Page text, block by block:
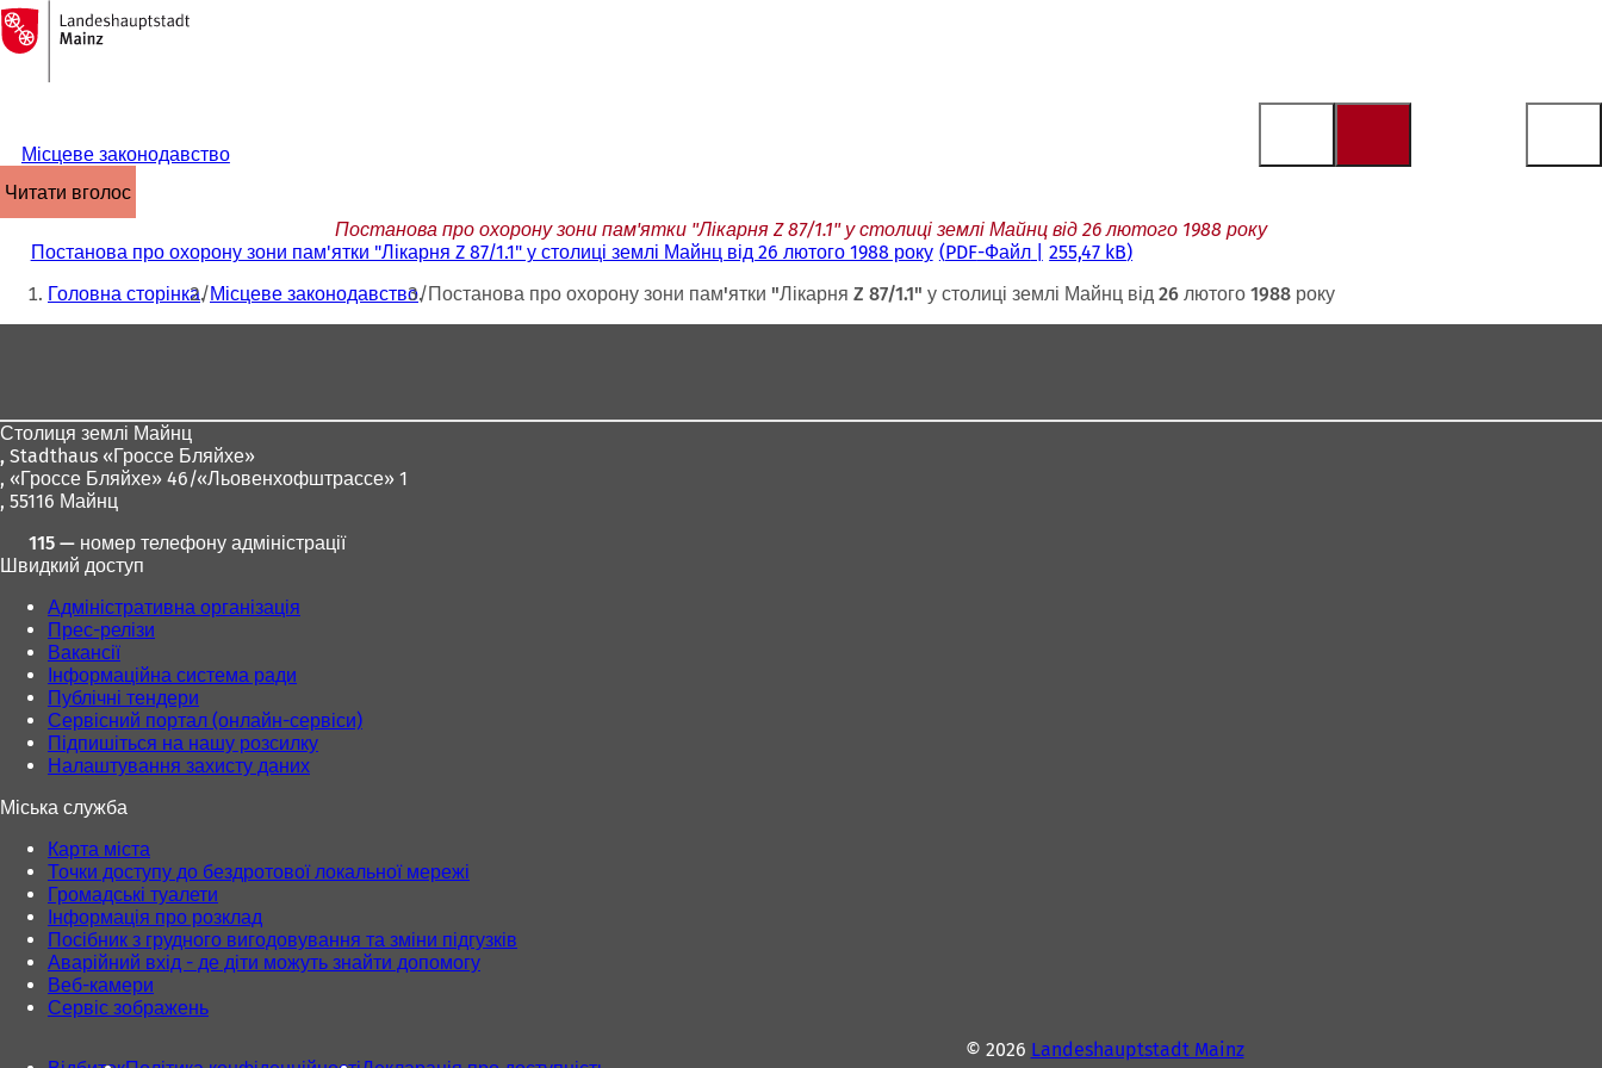
Перейти до змісту
На
головну
сторінку
Місцеве законодавство
читати вголос
Постанова про охорону зони пам'ятки "Лікарня Z 87/1.1" у столиці землі Майнц від 26 лютого 1988 року
Постанова про охорону зони пам'ятки "Лікарня Z 87/1.1" у столиці землі Майнц від 26 лютого 1988 року PDF-Файл 255,47 kB
Ти
тут:
Головна сторінка Місцеве законодавство Постанова про охорону зони пам'ятки "Лікарня Z 87/1.1" у столиці землі Майнц від 26 лютого 1988 року
Столиця землі Майнц
, Stadthaus «Гроссе Бляйхе»
, «Гроссе Бляйхе» 46/«Льовенхофштрассе» 1
, 55116 Майнц
115 — номер телефону адміністрації
Швидкий доступ
Адміністративна організація
Прес-релізи
Вакансії
Інформаційна система ради
Публічні тендери
Сервісний портал (онлайн-сервіси)
Підпишіться на нашу розсилку
Налаштування захисту даних
Міська служба
Карта міста
Точки доступу до бездротової локальної мережі
Громадські туалети
Інформація про розклад
Посібник з грудного вигодовування та зміни підгузків
Аварійний вхід - де діти можуть знайти допомогу
Веб-камери
Сервіс зображень
© 2026 Landeshauptstadt Mainz